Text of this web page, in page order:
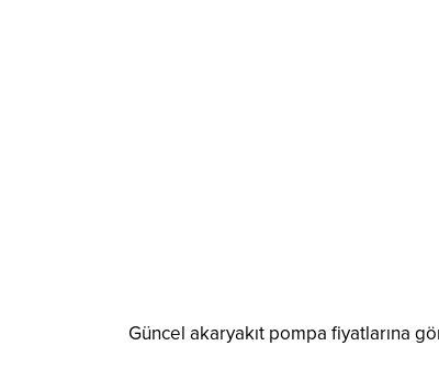
Güncel akaryakıt pompa fiyatlarına